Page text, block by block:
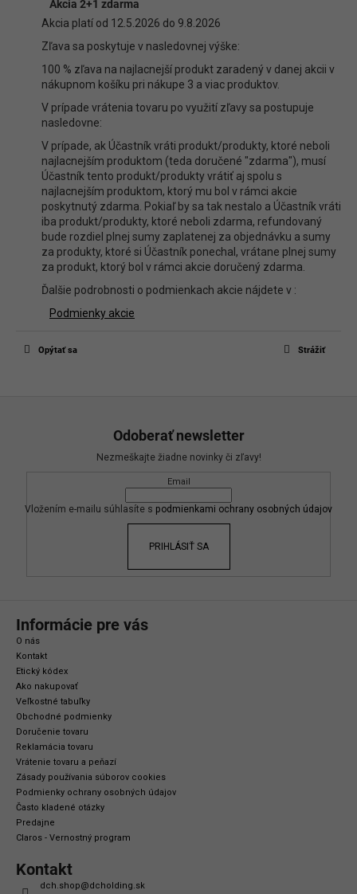
Akcia 2+1 zdarma
Akcia platí od 12.5.2026 do 9.8.2026
Zľava sa poskytuje v nasledovnej výške:
100 % zľava na najlacnejší produkt zaradený v danej akcii v
nákupnom košíku pri nákupe 3 a viac produktov.
V prípade vrátenia tovaru po využití zľavy sa postupuje
nasledovne:
V prípade, ak Účastník vráti produkt/produkty, ktoré neboli
najlacnejším produktom (teda doručené "zdarma"), musí
Účastník tento produkt/produkty vrátiť aj spolu s
najlacnejším produktom, ktorý mu bol v rámci akcie
poskytnutý zdarma. Pokiaľ by sa tak nestalo a Účastník vráti
iba produkt/produkty, ktoré neboli zdarma, refundovaný
bude rozdiel plnej sumy zaplatenej za objednávku a sumy
za produkty, ktoré si Účastník ponechal, vrátane plnej sumy
za produkt, ktorý bol v rámci akcie doručený zdarma.
Ďalšie podrobnosti o podmienkach akcie nájdete v :
Podmienky akcie
Opýtať sa Strážiť
Diskusia
Buďte prvý, kto napíše príspevok k tejto položke.
Len registrovaní používatelia môžu pridávať príspevky. Prosím
alebo sazaregistrujte.
Odoberať newsletter
Nezmeškajte žiadne novinky či zľavy!
Email
Vložením e-mailu súhlasíte s podmienkami ochrany osobných údajov
PRIHLÁSIŤ SA
Informácie pre vás
O nás
Kontakt
Etický kódex
Ako nakupovať
Veľkostné tabuľky
Obchodné podmienky
Doručenie tovaru
Reklamácia tovaru
Vrátenie tovaru a peňazí
Zásady používania súborov cookies
Podmienky ochrany osobných údajov
Často kladené otázky
Predajne
Claros - Vernostný program
Kontakt
dch.shop@dcholding.sk